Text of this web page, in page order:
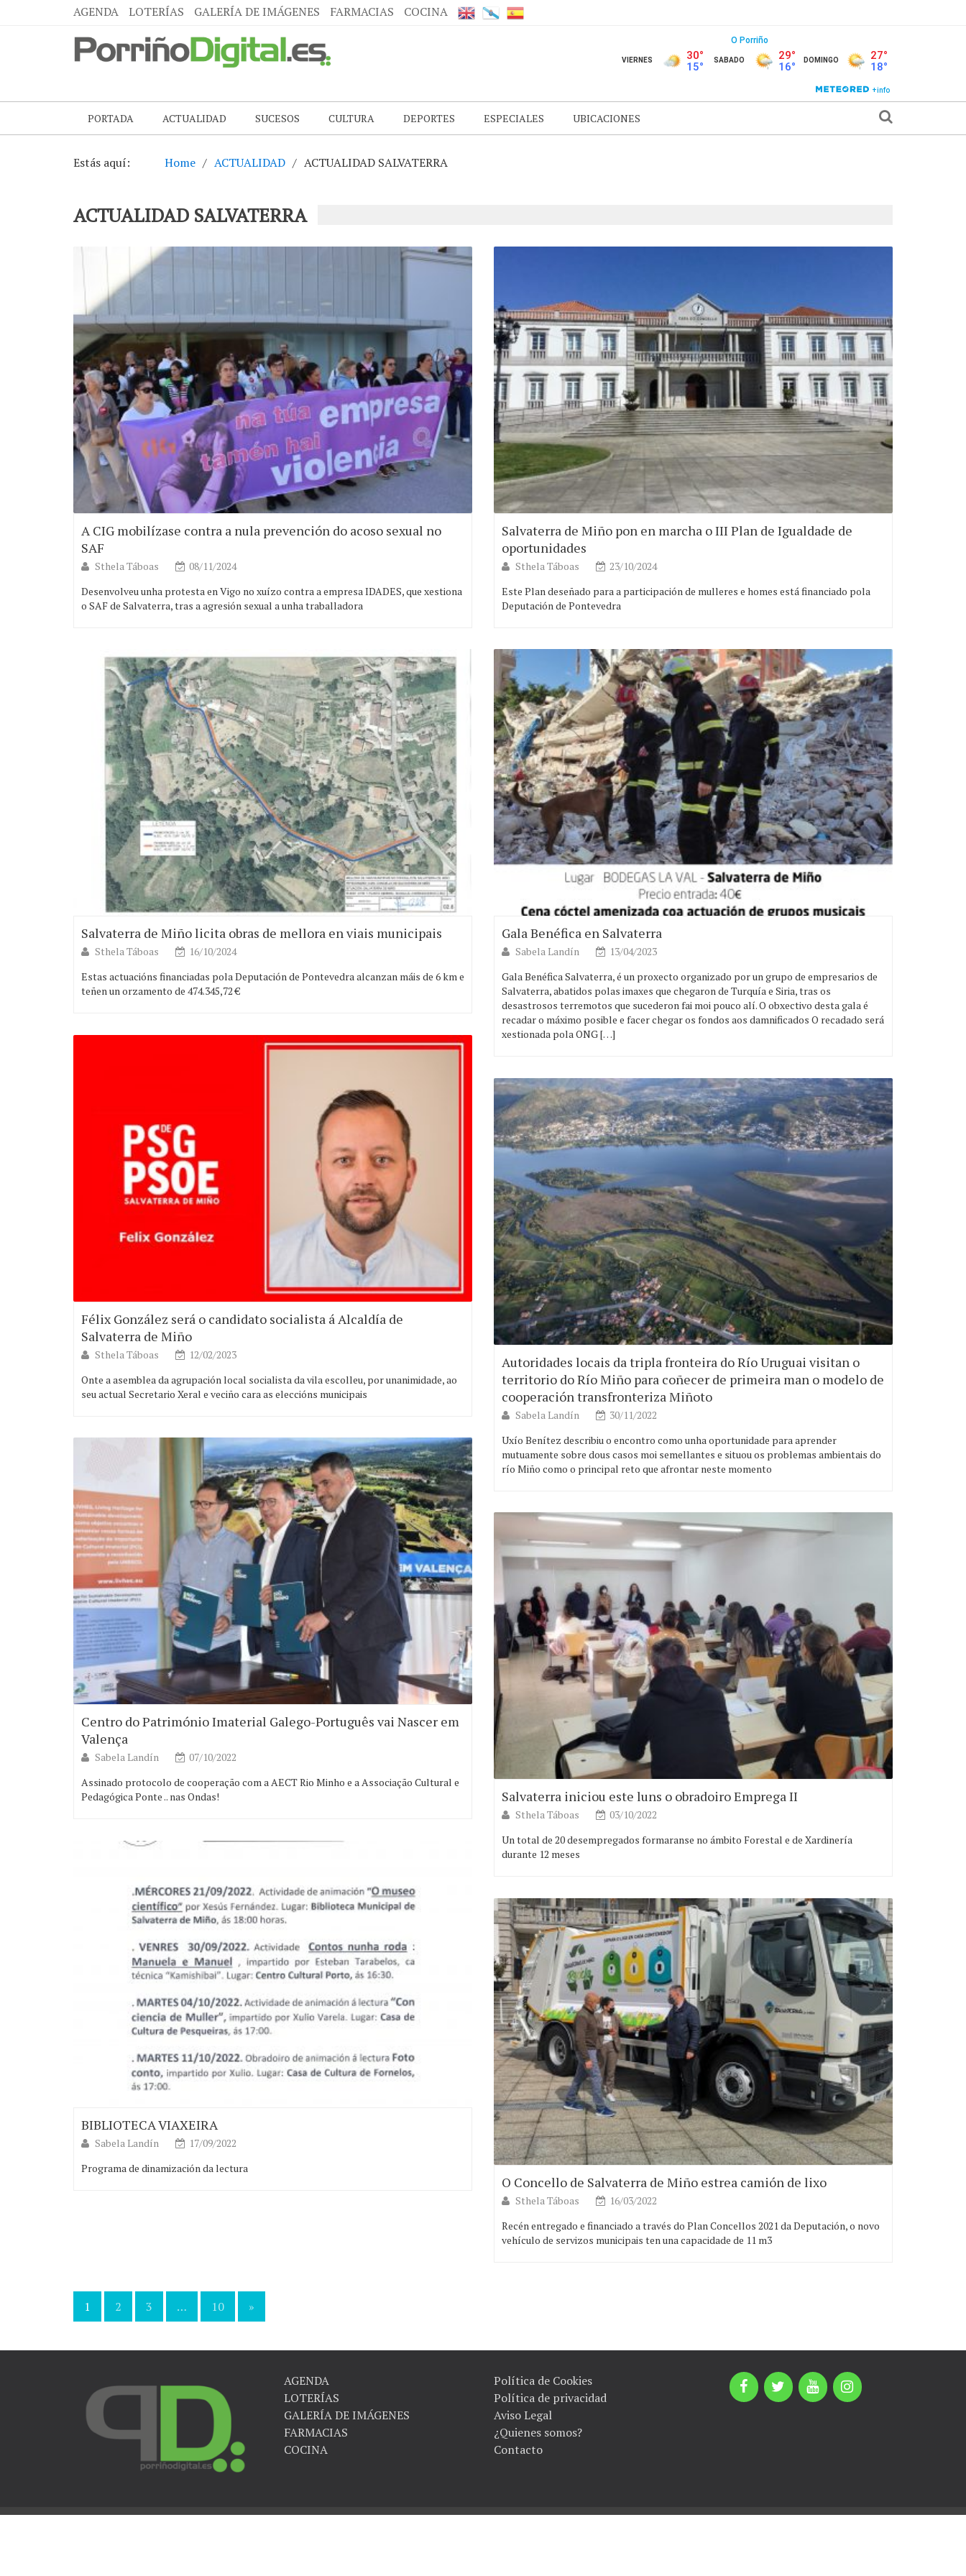
AGENDA LOTERÍAS GALERÍA DE IMÁGENES FARMACIAS COCINA
PORTADA ACTUALIDAD SUCESOS CULTURA DEPORTES ESPECIALES UBICACIONES
Estás aquí: Home ACTUALIDAD ACTUALIDAD SALVATERRA
ACTUALIDAD SALVATERRA
A CIG mobilízase contra a nula prevención do acoso sexual no
SAF
Sthela Táboas
08/11/2024
Desenvolveu unha protesta en Vigo no xuízo contra a empresa IDADES, que xestiona
o SAF de Salvaterra, tras a agresión sexual a unha traballadora
Salvaterra de Miño pon en marcha o III Plan de Igualdade de
oportunidades
Sthela Táboas
23/10/2024
Este Plan deseñado para a participación de mulleres e homes está financiado pola
Deputación de Pontevedra
Salvaterra de Miño licita obras de mellora en viais municipais
Sthela Táboas
16/10/2024
Estas actuacións financiadas pola Deputación de Pontevedra alcanzan máis de 6 km e
teñen un orzamento de 474.345,72 €
Gala Benéfica en Salvaterra
Sabela Landín
13/04/2023
Gala Benéfica Salvaterra, é un proxecto organizado por un grupo de empresarios de
Salvaterra, abatidos polas imaxes que chegaron de Turquía e Siria, tras os
desastrosos terremotos que sucederon fai moi pouco alí. O obxectivo desta gala é
recadar o máximo posible e facer chegar os fondos aos damnificados O recadado será
xestionada pola ONG […]
Félix González será o candidato socialista á Alcaldía de
Salvaterra de Miño
Sthela Táboas
12/02/2023
Onte a asemblea da agrupación local socialista da vila escolleu, por unanimidade, ao
seu actual Secretario Xeral e veciño cara as eleccións municipais
Autoridades locais da tripla fronteira do Río Uruguai visitan o
territorio do Río Miño para coñecer de primeira man o modelo de
cooperación transfronteriza Miñoto
Sabela Landín
30/11/2022
Uxío Benítez describiu o encontro como unha oportunidade para aprender
mutuamente sobre dous casos moi semellantes e situou os problemas ambientais do
río Miño como o principal reto que afrontar neste momento
Centro do Património Imaterial Galego-Português vai Nascer em
Valença
Sabela Landín
07/10/2022
Assinado protocolo de cooperação com a AECT Rio Minho e a Associação Cultural e
Pedagógica Ponte .. nas Ondas!
Salvaterra iniciou este luns o obradoiro Emprega II
Sthela Táboas
03/10/2022
Un total de 20 desempregados formaranse no ámbito Forestal e de Xardinería
durante 12 meses
BIBLIOTECA VIAXEIRA
Sabela Landín
17/09/2022
Programa de dinamización da lectura
O Concello de Salvaterra de Miño estrea camión de lixo
Sthela Táboas
16/03/2022
Recén entregado e financiado a través do Plan Concellos 2021 da Deputación, o novo
vehículo de servizos municipais ten una capacidade de 11 m3
Navegación
de
1 2 3 … 10 »
AGENDA
LOTERÍAS
GALERÍA DE IMÁGENES
FARMACIAS
COCINA
Política de Cookies
Política de privacidad
Aviso Legal
¿Quienes somos?
Contacto